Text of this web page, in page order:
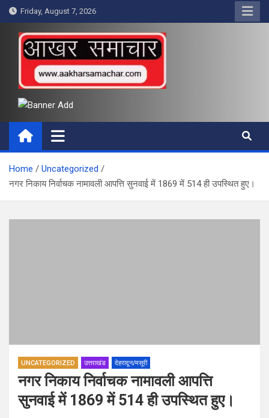
Skip
to
content
Friday, August 7, 2026
आखर समाचार
Home
Uncategorized
नगर निकाय निर्वाचक नामावली आपत्ति सुनवाई में 1869 में 514 ही उपस्थित हुए।
UNCATEGORIZED उत्तराखंड देहरादून/मसूरी
नगर निकाय निर्वाचक नामावली आपत्ति
सुनवाई में 1869 में 514 ही उपस्थित हुए।